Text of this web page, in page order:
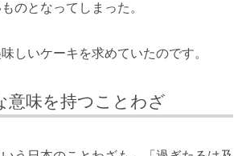
のとなってしまった。
しいケーキを求めていたのです。
意味を持つことわざ